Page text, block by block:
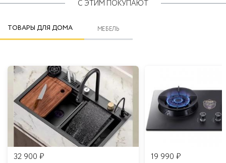
С ЭТИМ ПОКУПАЮТ
ТОВАРЫ ДЛЯ ДОМА МЕБЕЛЬ
32 900 ₽
19 990 ₽